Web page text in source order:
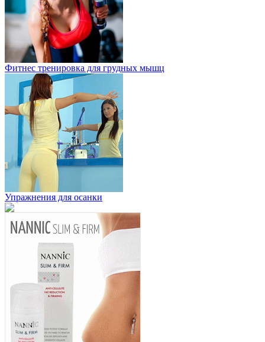
Фитнес тренировка для грудных мышц
Упражнения для осанки